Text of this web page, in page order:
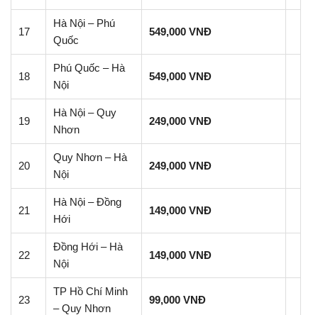
17
Hà Nội – Phú
Quốc
549,000 VNĐ
18
Phú Quốc – Hà
Nội
549,000 VNĐ
19
Hà Nội – Quy
Nhơn
249,000 VNĐ
20
Quy Nhơn – Hà
Nội
249,000 VNĐ
21
Hà Nội – Đồng
Hới
149,000 VNĐ
22
Đồng Hới – Hà
Nội
149,000 VNĐ
23
TP Hồ Chí Minh
– Quy Nhơn
99,000 VNĐ